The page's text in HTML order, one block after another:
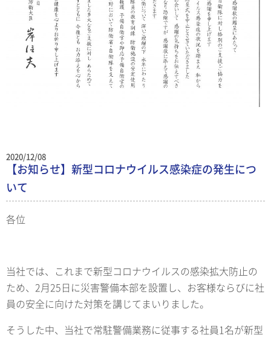
2020/12/08
【お知らせ】新型コロナウイルス感染症の発生につ
いて
各位
当社では、これまで新型コロナウイルスの感染拡大防止の
ため、2月25日に災害警備本部を設置し、お客様ならびに社
員の安全に向けた対策を講じてまいりました。
そうした中、当社で常駐警備業務に従事する社員1名が新型